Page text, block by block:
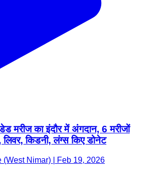
मरीज का इंदौर में अंगदान, 6 मरीजों
लिवर, किडनी, लंग्स किए डोनेट
(West Nimar) | Feb 19, 2026